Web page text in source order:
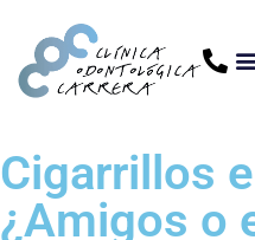
Cigarrillos
¿Amigos o